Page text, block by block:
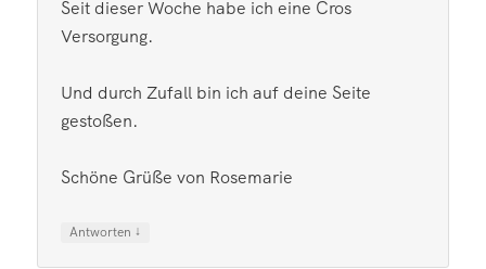
Seit dieser Woche habe ich eine Cros
Versorgung.
Und durch Zufall bin ich auf deine Seite
gestoßen.
Schöne Grüße von Rosemarie
Antworten ↓